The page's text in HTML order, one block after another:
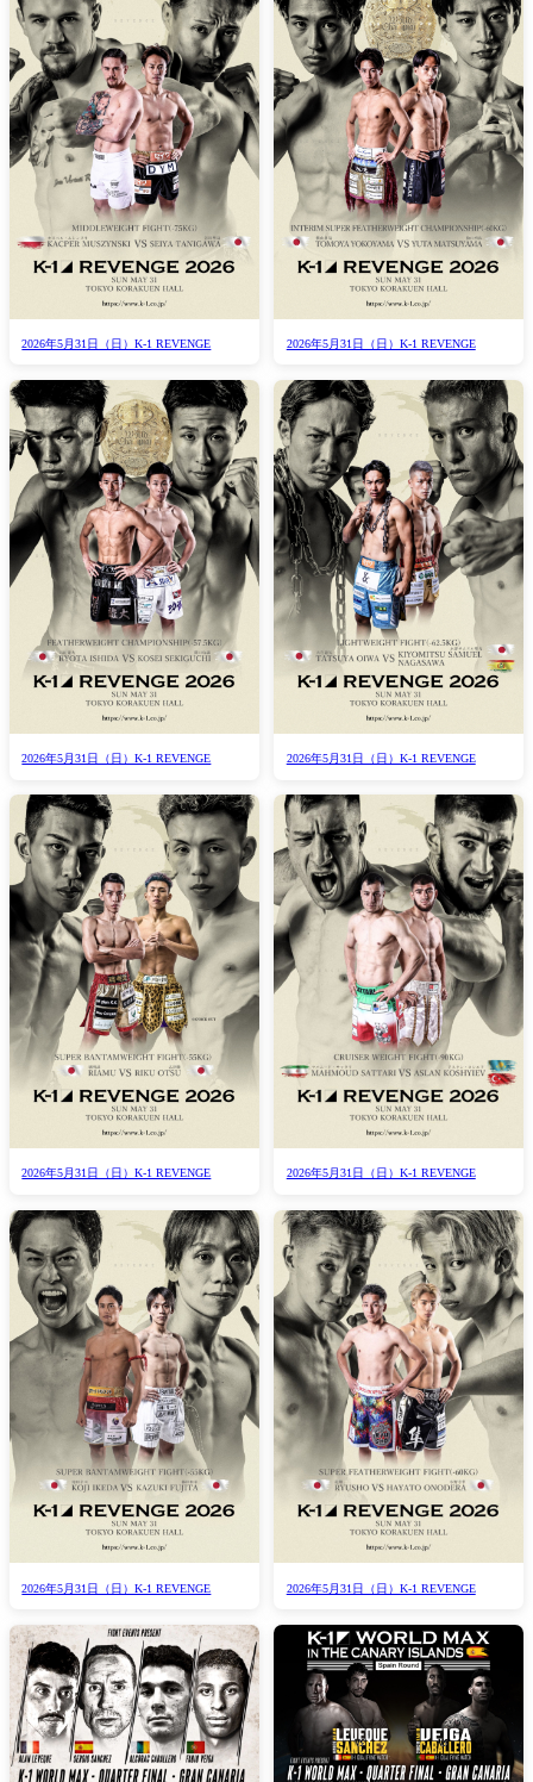
2026年5月31日（日）K-1 REVENGE 2026年5月31日（日）K-1 REVENGE
2026年5月31日（日）K-1 REVENGE 2026年5月31日（日）K-1 REVENGE
2026年5月31日（日）K-1 REVENGE 2026年5月31日（日）K-1 REVENGE
2026年5月31日（日）K-1 REVENGE 2026年5月31日（日）K-1 REVENGE